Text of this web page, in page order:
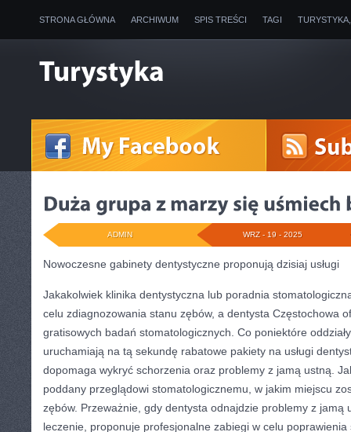
STRONA GŁÓWNA ARCHIWUM SPIS TREŚCI TAGI
WRZ - 19 - 2025
ADMIN
Nowoczesne gabinety dentystyczne proponują dzisiaj usługi
Jakakolwiek klinika dentystyczna lub poradnia
celu zdiagnozowania stanu zębów, a dentysta Częstochowa
gratisowych badań stomatologicznych. Co poniektóre
uruchamiają na tą sekundę rabatowe pakiety na usługi
dopomaga wykryć schorzenia oraz problemy z jamą ustną.
poddany przeglądowi stomatologicznemu, w jakim miejscu
zębów. Przeważnie, gdy dentysta odnajdzie problemy z jamą
leczenie, proponuje profesjonalne zabiegi w celu